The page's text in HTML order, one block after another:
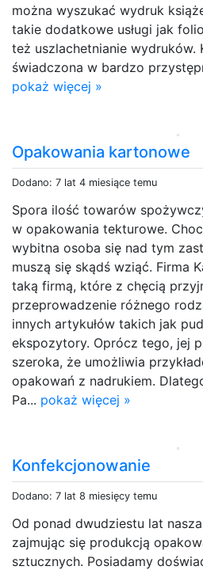
można wyszukać wydruk
takie dodatkowe usługi jak
też uszlachetnianie wydruków.
świadczona w bardzo
pokaż więcej »
Opakowania kartonowe
Dodano: 7 lat 4 miesiące temu
Spora ilość towarów
w opakowania tekturowe.
wybitna osoba się nad tym
muszą się skądś wziąć. Firma
taką firmą, które z chęcią
przeprowadzenie różnego
innych artykułów takich jak
ekspozytory. Oprócz tego, jej
szeroka, że umożliwia
opakowań z nadrukiem.
Pa... pokaż więcej »
Konfekcjonowanie
Dodano: 7 lat 8 miesięcy temu
Od ponad dwudziestu lat
zajmując się produkcją
sztucznych. Posiadamy